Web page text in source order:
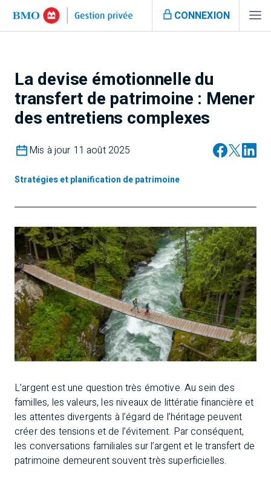
CONNEXION
La devise émotionnelle du
transfert de patrimoine : Mener
des entretiens complexes
Mis à jour 11 août 2025
Stratégies et planification de patrimoine
L’argent est une question très émotive. Au sein des
familles, les valeurs, les niveaux de littératie financière et
les attentes divergents à l’égard de l’héritage peuvent
créer des tensions et de l’évitement. Par conséquent,
les conversations familiales sur l’argent et le transfert de
patrimoine demeurent souvent très superficielles.